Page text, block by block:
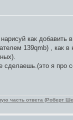
как добавить
139qmb) , как
я про
часть ответа (Роберт